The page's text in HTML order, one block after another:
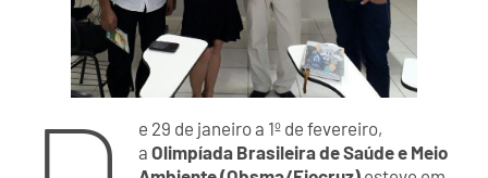
e 29 de janeiro a 1º de fevereiro,
aOlimpíada Brasileira de Saúde e Meio